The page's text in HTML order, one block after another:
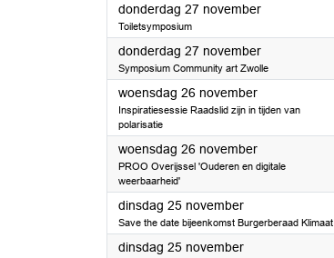
donderdag 27 november2025
Toiletsymposium
donderdag 27 november2025
Symposium Community art Zwolle
woensdag 26 november2025
Inspiratiesessie Raadslid zijn in tijden van
polarisatie
woensdag 26 november2025
PROO Overijssel 'Ouderen en digitale
weerbaarheid'
dinsdag 25 november2025
Save the date bijeenkomst Burgerberaad Klimaat
dinsdag 25 november2025